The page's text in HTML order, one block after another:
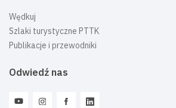
Wędkuj
Szlaki turystyczne PTTK
Publikacje i przewodniki
Odwiedź nas